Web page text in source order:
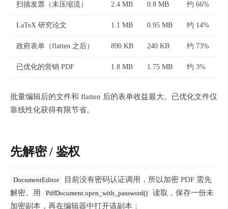
扫描发票（未压缩流） 2.4 MB 0.8 MB 约 66%
LaTeX 研究论文 1.1 MB 0.95 MB 约 14%
政府表单（flatten 之后） 890 KB 240 KB 约 73%
已优化的营销 PDF 1.8 MB 1.75 MB 约 3%
批量编辑后的文件和 flatten 后的表单收益最大。已优化文件仅
靠线性化获得有限节省。
先解密 / 鉴权
DocumentEditor
目前没有密码认证调用，所以加密 PDF 需先
解密。用
PdfDocument.open_with_password()
读取，保存一份未
加密副本，再在编辑器中打开该副本：